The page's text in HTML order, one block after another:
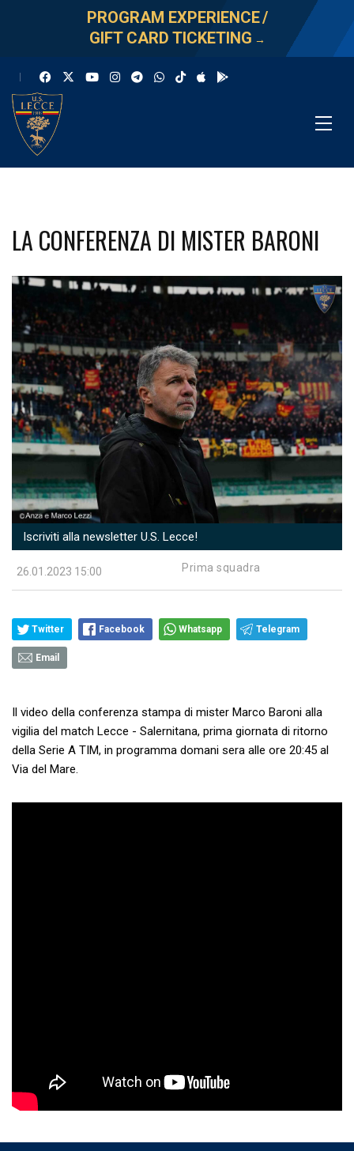
PROGRAM EXPERIENCE/
GIFT CARD TICKETING →
LA CONFERENZA DI MISTER BARONI
Iscriviti alla newsletter U.S. Lecce!
26.01.2023 15:00 Prima squadra
Twitter Facebook Whatsapp Telegram
Email
Il video della conferenza stampa di mister Marco Baroni alla
vigilia del match Lecce - Salernitana, prima giornata di ritorno
della Serie A TIM, in programma domani sera alle ore 20:45 al
Via del Mare.